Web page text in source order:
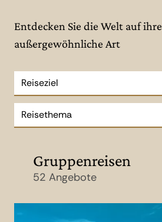
Entdecken Sie die Welt auf ihre
außergewöhnliche Art
Reiseziel
Reisethema
Gruppenreisen
52 Angebote